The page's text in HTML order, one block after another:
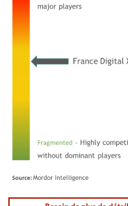
Image © Mordor Intelligence. La